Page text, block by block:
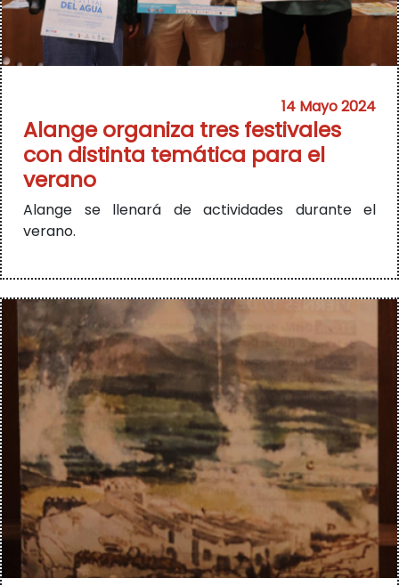
14 Mayo 2024
Alange organiza tres festivales
con distinta temática para el
verano
Alange se llenará de actividades durante el
verano.